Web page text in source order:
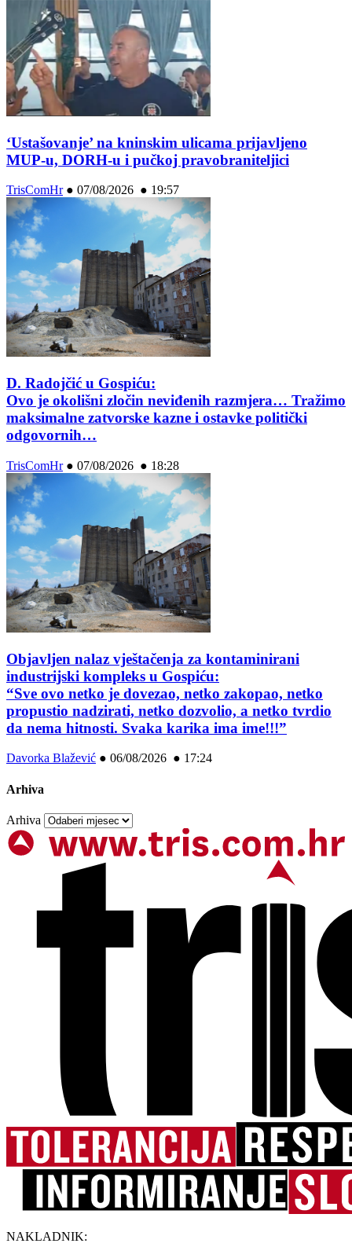
‘Ustašovanje’ na kninskim ulicama prijavljeno
MUP-u, DORH-u i pučkoj pravobraniteljici
TrisComHr● 07/08/2026 ● 19:57
D. Radojčić u Gospiću:
Ovo je okolišni zločin neviđenih razmjera… Tražimo
maksimalne zatvorske kazne i ostavke politički
odgovornih…
TrisComHr● 07/08/2026 ● 18:28
Objavljen nalaz vještačenja za kontaminirani
industrijski kompleks u Gospiću:
“Sve ovo netko je dovezao, netko zakopao, netko
propustio nadzirati, netko dozvolio, a netko tvrdio
da nema hitnosti. Svaka karika ima ime!!!”
Davorka Blažević ● 06/08/2026 ● 17:24
Arhiva
Arhiva
NAKLADNIK: